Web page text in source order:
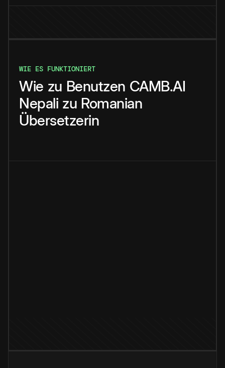
WIE ES FUNKTIONIERT
Wie zu Benutzen CAMB.AI
Nepali zu Romanian
Übersetzerin